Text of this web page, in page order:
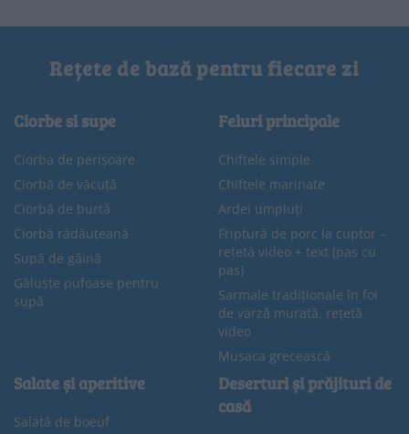
Rețete de bază pentru fiecare zi
Ciorbe si supe
Ciorba de perișoare
Ciorbă de văcuță
Ciorbă de burtă
Ciorbă rădăuțeană
Supă de găină
Găluște pufoase pentru
supă
Feluri principale
Chiftele simple
Chiftele marinate
Ardei umpluți
Friptură de porc la cuptor –
rețetă video + text (pas cu
pas)
Sarmale tradiționale în foi
de varză murată, rețetă
video
Musaca grecească
Salate și aperitive
Salată de boeuf
Deserturi și prăjituri de
casă